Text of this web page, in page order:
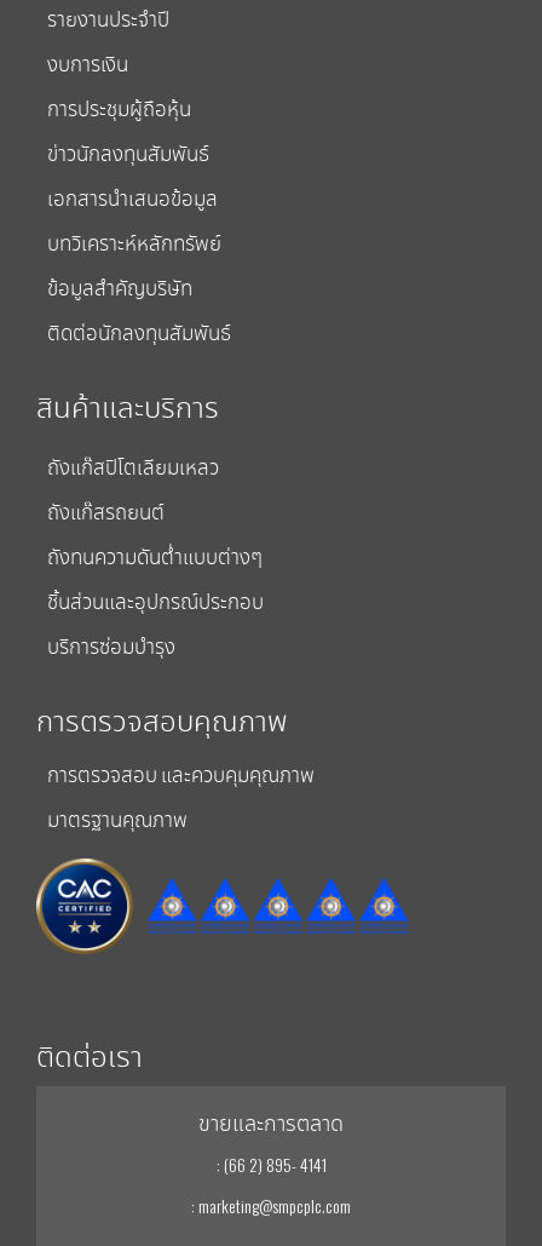
รายงานประจำปี
งบการเงิน
การประชุมผู้ถือหุ้น
ข่าวนักลงทุนสัมพันธ์
เอกสารนำเสนอข้อมูล
บทวิเคราะห์หลักทรัพย์
ข้อมูลสำคัญบริษัท
ติดต่อนักลงทุนสัมพันธ์
สินค้าและบริการ
ถังแก๊สปิโตเลียมเหลว
ถังแก๊สรถยนต์
ถังทนความดันต่ำแบบต่างๆ
ชิ้นส่วนและอุปกรณ์ประกอบ
บริการซ่อมบำรุง
การตรวจสอบคุณภาพ
การตรวจสอบ และควบคุมคุณภาพ
มาตรฐานคุณภาพ
ติดต่อเรา
ขายและการตลาด
: (66 2) 895- 4141
: marketing@smpcplc.com